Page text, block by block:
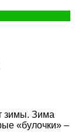
зимы. Зима
«булочки» –